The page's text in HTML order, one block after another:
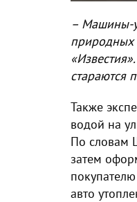
– Машины-
природных
стараются
Также
водой на
По словам
затем
авто